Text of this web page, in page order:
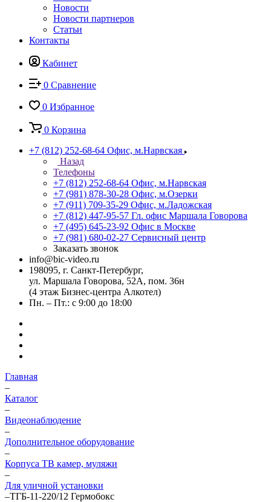
Новости
Новости партнеров
Статьи
Контакты
Кабинет
0 Сравнение
0 Избранное
0 Корзина
+7 (812) 252-68-64 Офис, м.Нарвская
Назад
Телефоны
+7 (812) 252-68-64 Офис, м.Нарвская
+7 (981) 878-30-28 Офис, м.Озерки
+7 (911) 709-35-29 Офис, м.Ладожская
+7 (812) 447-95-57 Гл. офис Маршала Говорова
+7 (495) 645-23-92 Офис в Москве
+7 (981) 680-02-27 Сервисный центр
Заказать звонок
info@bic-video.ru
198095, г. Санкт-Петербург,
ул. Маршала Говорова, 52А, пом. 36н
(4 этаж Бизнес-центра Алкотел)
Пн. – Пт.: с 9:00 до 18:00
Главная
–
Каталог
–
Видеонаблюдение
–
Дополнительное оборудование
–
Корпуса ТВ камер, муляжи
–
Для уличной установки
–ТГБ-11-220/12 Гермобокс